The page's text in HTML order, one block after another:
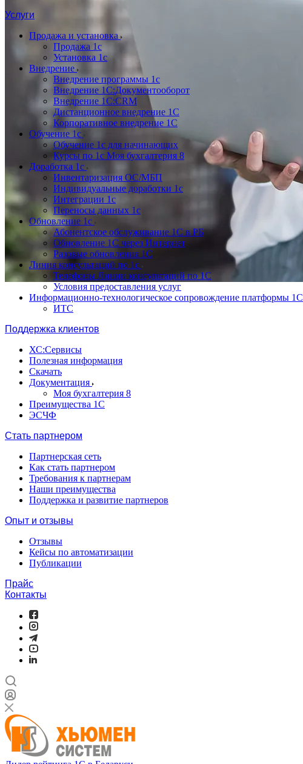
Услуги
Продажа и установка
Продажа 1с
Установка 1с
Внедрение
Внедрение программы 1с
Внедрение 1С:Документооборот
Внедрение 1С:CRM
Дистанционное внедрение 1С
Корпоративное внедрение 1С
Обучение 1с
Обучение 1с для начинающих
Курсы по 1с Моя бухгалтерия 8
Доработка 1с
Инвентаризация ОС/МБП
Индивидуальные доработки 1с
Интеграции 1с
Переносы данных 1с
Обновление 1с
Абонентское обслуживание 1С в РБ
Обновление 1С через Интернет
Разовые обновления 1С
Линия консультаций по 1с
Телефоны Линии консультаций по 1С
Условия предоставления услуг
Информационно-технологическое сопровождение платформы 1С
ИТС
Поддержка клиентов
ХС:Сервисы
Полезная информация
Скачать
Документация
Моя бухгалтерия 8
Преимущества 1С
ЭСЧФ
Стать партнером
Партнерская сеть
Как стать партнером
Требования к партнерам
Наши преимущества
Поддержка и развитие партнеров
Опыт и отзывы
Отзывы
Кейсы по автоматизации
Публикации
Прайс
Контакты